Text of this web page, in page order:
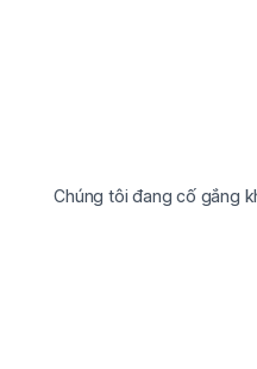
Chúng tôi đang cố gắng